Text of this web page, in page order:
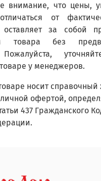
внимание, что цены,
от
оставляет за собой
товара без
Пожалуйста,
у менеджеров.
носит справочный
офертой,
437 Гражданского